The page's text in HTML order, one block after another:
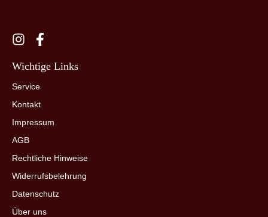
Wichtige Links
Service
Kontakt
Impressum
AGB
Rechtliche Hinweise
Widerrufsbelehrung
Datenschutz
Über uns